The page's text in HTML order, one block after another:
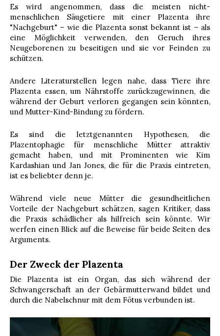
Es wird angenommen, dass die meisten nicht-
menschlichen Säugetiere mit einer Plazenta ihre
"Nachgeburt" – wie die Plazenta sonst bekannt ist – als
eine Möglichkeit verwenden, den Geruch ihres
Neugeborenen zu beseitigen und sie vor Feinden zu
schützen.
Andere Literaturstellen legen nahe, dass Tiere ihre
Plazenta essen, um Nährstoffe zurückzugewinnen, die
während der Geburt verloren gegangen sein könnten,
und Mutter-Kind-Bindung zu fördern.
Es sind die letztgenannten Hypothesen, die
Plazentophagie für menschliche Mütter attraktiv
gemacht haben, und mit Prominenten wie Kim
Kardashian und Jan Jones, die für die Praxis eintreten,
ist es beliebter denn je.
Während viele neue Mütter die gesundheitlichen
Vorteile der Nachgeburt schätzen, sagen Kritiker, dass
die Praxis schädlicher als hilfreich sein könnte. Wir
werfen einen Blick auf die Beweise für beide Seiten des
Arguments.
Der Zweck der Plazenta
Die Plazenta ist ein Organ, das sich während der
Schwangerschaft an der Gebärmutterwand bildet und
durch die Nabelschnur mit dem Fötus verbunden ist.